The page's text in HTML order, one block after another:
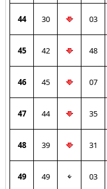
44 30 03
45 42 48
46 45 07
47 44 35
48 39 31
49 49 03